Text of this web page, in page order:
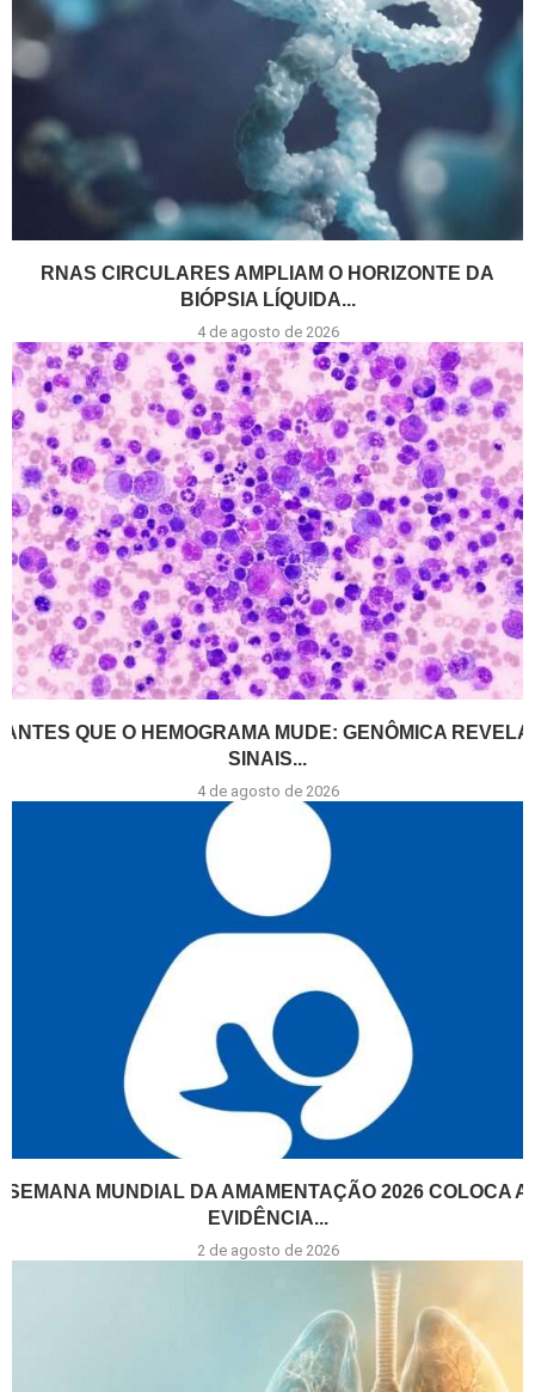
RNAS CIRCULARES AMPLIAM O HORIZONTE DA
BIÓPSIA LÍQUIDA...
4 de agosto de 2026
ANTES QUE O HEMOGRAMA MUDE: GENÔMICA REVELA
SINAIS...
4 de agosto de 2026
SEMANA MUNDIAL DA AMAMENTAÇÃO 2026 COLOCA A
EVIDÊNCIA...
2 de agosto de 2026